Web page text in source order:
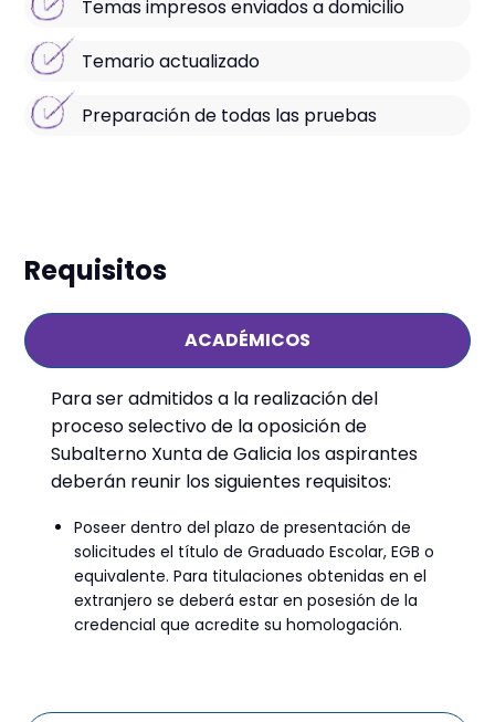
Temas impresos enviados a domicilio
Temario actualizado
Preparación de todas las pruebas
Requisitos
ACADÉMICOS
Para ser admitidos a la realización del
proceso selectivo de la oposición de
Subalterno Xunta de Galicia los aspirantes
deberán reunir los siguientes requisitos:
Poseer dentro del plazo de presentación de
solicitudes el título de Graduado Escolar, EGB o
equivalente. Para titulaciones obtenidas en el
extranjero se deberá estar en posesión de la
credencial que acredite su homologación.